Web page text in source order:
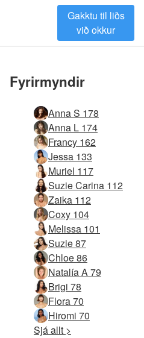
Gakktu til liðs
við okkur
Fyrirmyndir
Anna S 178
Anna L 174
Francy 162
Jessa 133
Muriel 117
Suzie Carina 112
Zaika 112
Coxy 104
Melissa 101
Suzie 87
Chloe 86
Natalía A 79
Brigi 78
Flora 70
Hiromi 70
Sjá allt >